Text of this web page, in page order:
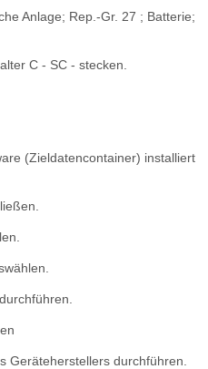
Anlage; Rep.-Gr. 27 ; Batterie;
C - SC - stecken.
(Zieldatencontainer) installiert
Geräteherstellers durchführen.